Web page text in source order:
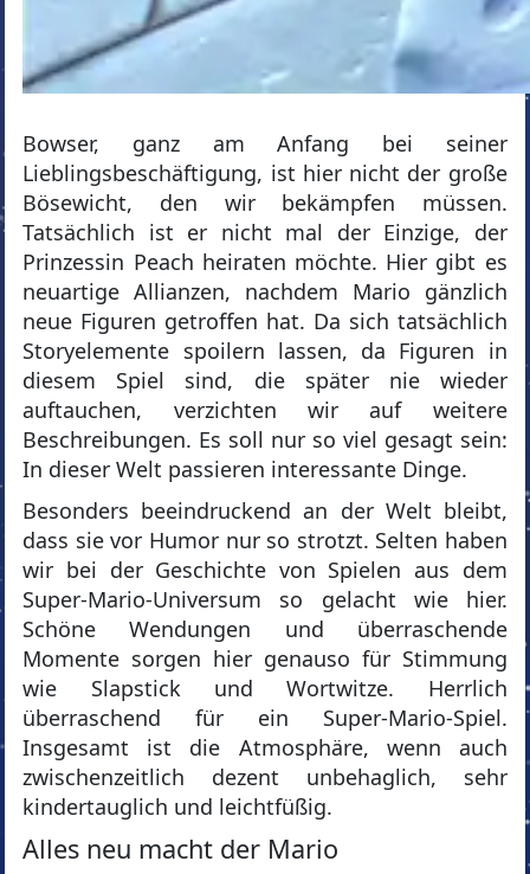
Bowser, ganz am Anfang bei seiner
Lieblingsbeschäftigung, ist hier nicht der große
Bösewicht, den wir bekämpfen müssen.
Tatsächlich ist er nicht mal der Einzige, der
Prinzessin Peach heiraten möchte. Hier gibt es
neuartige Allianzen, nachdem Mario gänzlich
neue Figuren getroffen hat. Da sich tatsächlich
Storyelemente spoilern lassen, da Figuren in
diesem Spiel sind, die später nie wieder
auftauchen, verzichten wir auf weitere
Beschreibungen. Es soll nur so viel gesagt sein:
In dieser Welt passieren interessante Dinge.
Besonders beeindruckend an der Welt bleibt,
dass sie vor Humor nur so strotzt. Selten haben
wir bei der Geschichte von Spielen aus dem
Super-Mario-Universum so gelacht wie hier.
Schöne Wendungen und überraschende
Momente sorgen hier genauso für Stimmung
wie Slapstick und Wortwitze. Herrlich
überraschend für ein Super-Mario-Spiel.
Insgesamt ist die Atmosphäre, wenn auch
zwischenzeitlich dezent unbehaglich, sehr
kindertauglich und leichtfüßig.
Alles neu macht der Mario